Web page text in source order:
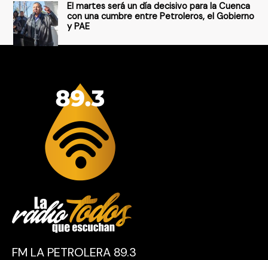
El martes será un día decisivo para la Cuenca
con una cumbre entre Petroleros, el Gobierno
y PAE
FM LA PETROLERA 89.3